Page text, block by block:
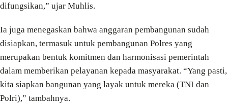
difungsikan,” ujar Muhlis.
Ia juga menegaskan bahwa anggaran pembangunan sudah
disiapkan, termasuk untuk pembangunan Polres yang
merupakan bentuk komitmen dan harmonisasi pemerintah
dalam memberikan pelayanan kepada masyarakat. “Yang pasti,
kita siapkan bangunan yang layak untuk mereka (TNI dan
Polri),” tambahnya.